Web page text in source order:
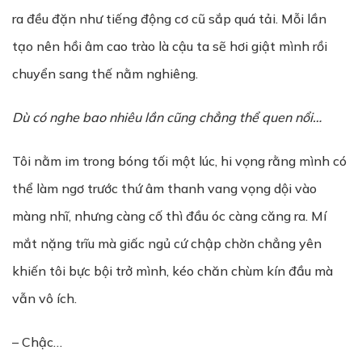
ra đều đặn như tiếng động cơ cũ sắp quá tải. Mỗi lần
tạo nên hồi âm cao trào là cậu ta sẽ hơi giật mình rồi
chuyển sang thế nằm nghiêng.
Dù có nghe bao nhiêu lần cũng chẳng thể quen nổi…
Tôi nằm im trong bóng tối một lúc, hi vọng rằng mình có
thể làm ngơ trước thứ âm thanh vang vọng dội vào
màng nhĩ, nhưng càng cố thì đầu óc càng căng ra. Mí
mắt nặng trĩu mà giấc ngủ cứ chập chờn chẳng yên
khiến tôi bực bội trở mình, kéo chăn chùm kín đầu mà
vẫn vô ích.
– Chậc…